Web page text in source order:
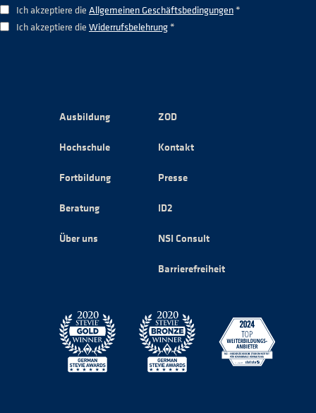
Ich akzeptiere die Allgemeinen Geschäftsbedingungen*
Ich akzeptiere die Widerrufsbelehrung*
Ausbildung
Hochschule
Fortbildung
Beratung
Über uns
ZOD
Kontakt
Presse
ID2
NSI Consult
Barrierefreiheit